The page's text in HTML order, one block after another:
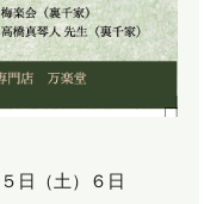
日（土）６日